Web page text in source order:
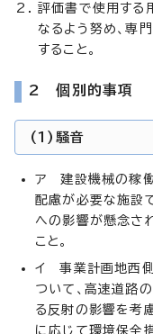
評価書で使用する
なるよう努め、専
すること。
2 個別的事項
(1)騒音
ア 建設機械の稼働
配慮が必要な施設
への影響が懸念さ
こと。
イ 事業計画地西
ついて、高速道路
る反射の影響を考
に応じて環境保全